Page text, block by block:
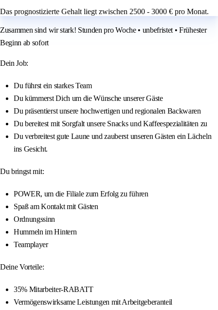
Das prognostizierte Gehalt liegt zwischen 2500 - 3000 € pro Monat.
Zusammen sind wir stark! Stunden pro Woche • unbefristet • Frühester
Beginn ab sofort
Dein Job:
Du führst ein starkes Team
Du kümmerst Dich um die Wünsche unserer Gäste
Du präsentierst unsere hochwertigen und regionalen Backwaren
Du bereitest mit Sorgfalt unsere Snacks und Kaffeespezialitäten zu
Du verbreitest gute Laune und zauberst unseren Gästen ein Lächeln
ins Gesicht.
Du bringst mit:
POWER, um die Filiale zum Erfolg zu führen
Spaß am Kontakt mit Gästen
Ordnungssinn
Hummeln im Hintern
Teamplayer
Deine Vorteile:
35% Mitarbeiter-RABATT
Vermögenswirksame Leistungen mit Arbeitgeberanteil